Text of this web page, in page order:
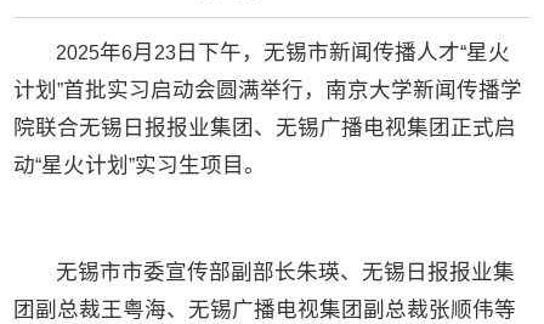
2025年6月 23日下午，无锡市新闻传播人才“星火
计划”首批实习启动会圆满举行，南京大学新闻传播学
院联合无锡日报报业集团、无锡广播电视集团正式启
动“星火计划”实习生项目。
无锡市市委宣传部副部长朱瑛、无锡日报报业集
团副总裁王粤海、无锡广播电视集团副总裁张顺伟等